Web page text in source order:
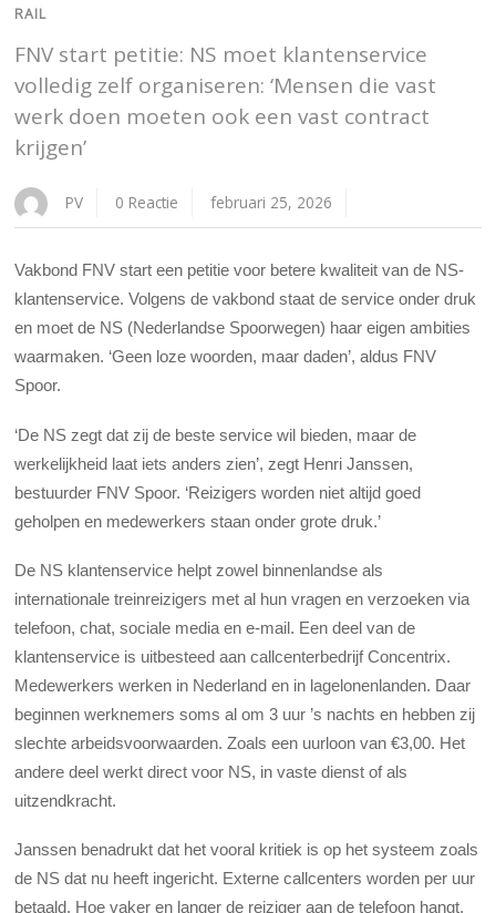
RAIL
FNV start petitie: NS moet klantenservice
volledig zelf organiseren: ‘Mensen die vast
werk doen moeten ook een vast contract
krijgen’
PV 0 Reactie februari 25, 2026
Vakbond FNV start een petitie voor betere kwaliteit van de NS-
klantenservice. Volgens de vakbond staat de service onder druk
en moet de NS (Nederlandse Spoorwegen) haar eigen ambities
waarmaken. ‘Geen loze woorden, maar daden’, aldus FNV
Spoor.
‘De NS zegt dat zij de beste service wil bieden, maar de
werkelijkheid laat iets anders zien’, zegt Henri Janssen,
bestuurder FNV Spoor. ‘Reizigers worden niet altijd goed
geholpen en medewerkers staan onder grote druk.’
De NS klantenservice helpt zowel binnenlandse als
internationale treinreizigers met al hun vragen en verzoeken via
telefoon, chat, sociale media en e-mail. Een deel van de
klantenservice is uitbesteed aan callcenterbedrijf Concentrix.
Medewerkers werken in Nederland en in lagelonenlanden. Daar
beginnen werknemers soms al om 3 uur ’s nachts en hebben zij
slechte arbeidsvoorwaarden. Zoals een uurloon van €3,00. Het
andere deel werkt direct voor NS, in vaste dienst of als
uitzendkracht.
Janssen benadrukt dat het vooral kritiek is op het systeem zoals
de NS dat nu heeft ingericht. Externe callcenters worden per uur
betaald. Hoe vaker en langer de reiziger aan de telefoon hangt,